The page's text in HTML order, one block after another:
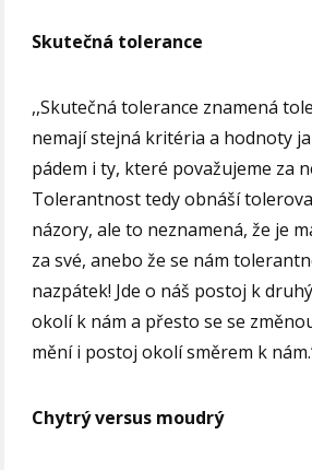
Skutečná tolerance
,,Skutečná tolerance znamená
nemají stejná kritéria a hodnoty
pádem i ty, které považujeme za
Tolerantnost tedy obnáší
názory, ale to neznamená, že je
za své, anebo že se nám
nazpátek! Jde o náš postoj k
okolí k nám a přesto se se
mění i postoj okolí směrem k
Chytrý versus moudrý